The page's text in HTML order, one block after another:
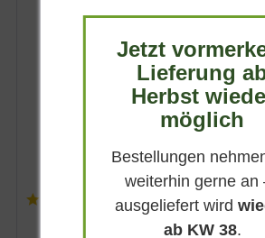
Sonnig
Juni -
120 -
(3)
Jetzt
Lieferung
Herbst
möglich
Bestellungen
weiterhin gerne
ausgeliefert wird
ab KW 38.